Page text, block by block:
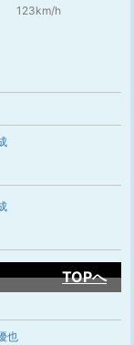
123km/h
TOPへ
也